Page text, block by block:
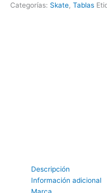
Categorías: Skate, Tablas
Descripción
Información adicional